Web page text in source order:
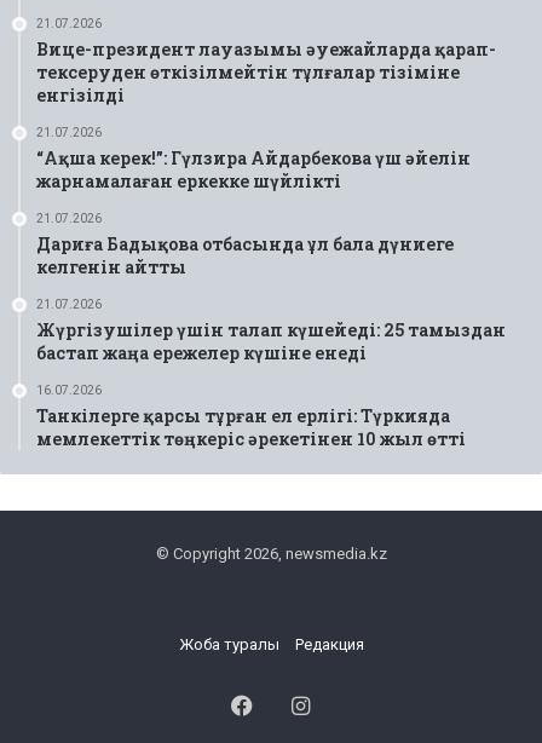
21.07.2026
Вице-президент лауазымы әуежайларда қарап-
тексеруден өткізілмейтін тұлғалар тізіміне
енгізілді
21.07.2026
“Ақша керек!”: Гүлзира Айдарбекова үш әйелін
жарнамалаған еркекке шүйлікті
21.07.2026
Дариға Бадықова отбасында ұл бала дүниеге
келгенін айтты
21.07.2026
Жүргізушілер үшін талап күшейеді: 25 тамыздан
бастап жаңа ережелер күшіне енеді
16.07.2026
Танкілерге қарсы тұрған ел ерлігі: Түркияда
мемлекеттік төңкеріс әрекетінен 10 жыл өтті
© Copyright 2026, newsmedia.kz
Жоба туралы Редакция
FacebookInstagram